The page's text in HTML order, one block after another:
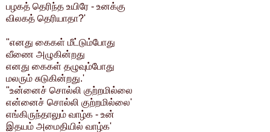
பழகத் தெரிந்த உயிரே - உனக்கு
விலகத் தெரியாதா?'
"எனது கைகள் மீட்டும்போது
வீணை அழுகின்றது
எனது கைகள் தழுவும்போது
மலரும் சுடுகின்றது.'
"உன்னைச் சொல்லி குற்றமில்லை
என்னைச் சொல்லி குற்றமில்லை'
எங்கிருந்தாலும் வாழ்க - உன்
இதயம் அமைதியில் வாழ்க'